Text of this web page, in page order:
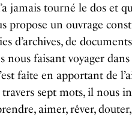
jamais tourné le dos et
propose un ouvrage
d’archives, de
nous faisant voyager
faîte en apportant de
sept mots, il nous
aimer, rêver,